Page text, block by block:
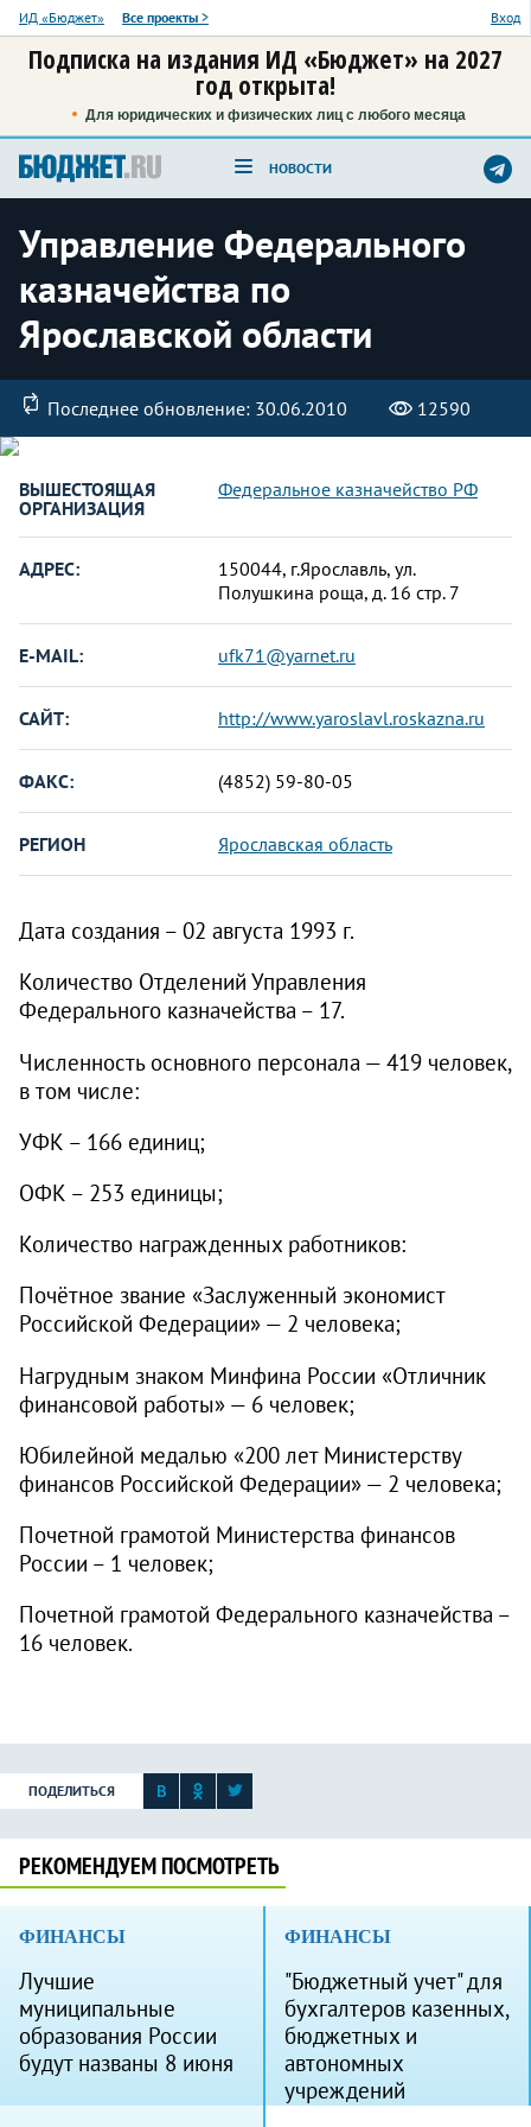
ИД «Бюджет» Все проекты > Вход
Подписка на издания ИД «Бюджет» на 2027
год открыта!
Для юридических и физических лиц с любого месяца
НОВОСТИ
Управление Федерального
казначейства по
Ярославской области
Последнее обновление: 30.06.2010 12590
ВЫШЕСТОЯЩАЯ
ОРГАНИЗАЦИЯ
Федеральное казначейство РФ
АДРЕС:
150044, г.Ярославль, ул.
Полушкина роща, д. 16 стр. 7
E-MAIL: ufk71@yarnet.ru
САЙТ: http://www.yaroslavl.roskazna.ru
ФАКС: (4852) 59-80-05
РЕГИОН Ярославская область
Дата создания – 02 августа 1993 г.
Количество Отделений Управления
Федерального казначейства – 17.
Численность основного персонала — 419 человек,
в том числе:
УФК – 166 единиц;
ОФК – 253 единицы;
Количество награжденных работников:
Почётное звание «Заслуженный экономист
Российской Федерации» — 2 человека;
Нагрудным знаком Минфина России «Отличник
финансовой работы» — 6 человек;
Юбилейной медалью «200 лет Министерству
финансов Российской Федерации» — 2 человека;
Почетной грамотой Министерства финансов
России – 1 человек;
Почетной грамотой Федерального казначейства –
16 человек.
ПОДЕЛИТЬСЯ
РЕКОМЕНДУЕМ ПОСМОТРЕТЬ
ФИНАНСЫ
Лучшие
муниципальные
образования России
будут названы 8 июня
ФИНАНСЫ
"Бюджетный учет" для
бухгалтеров казенных,
бюджетных и
автономных
учреждений